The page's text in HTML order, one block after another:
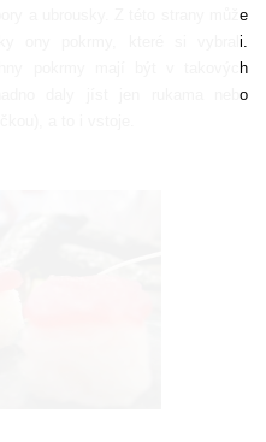
a ubrousky. Z této strany může
ony pokrmy, které si vybrali.
pokrmy mají být v takových
daly jíst jen rukama nebo
a to i vstoje.